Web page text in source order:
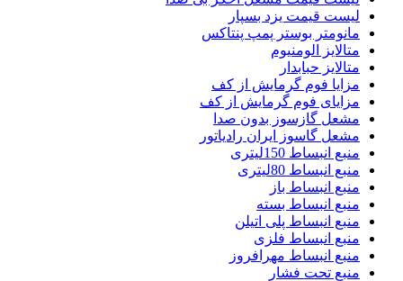
لیست قیمت یزد بسپار
مانومتر بوستر پمپ پنتاکس
متالایز الومنیوم
متالایز حبابدار
مزایا فوم گرمایش از کف
مزایای فوم گرمایش از کف
مشعل گازسوز بدون صدا
مشعل گاسوز ایران رادیاتور
منبع انبساط 150لیتری
منبع انبساط 80لیتری
منبع انبساط باز
منبع انبساط بسته
منبع انبساط پلی اتیلن
منبع انبساط فلزی
منبع انبساط مهرافروز
منبع تحت فشار